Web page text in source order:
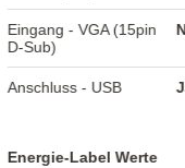
Eingang - VGA (15pin
D-Sub)
Anschluss - USB
Energie-Label Werte